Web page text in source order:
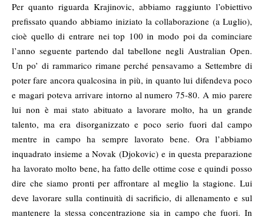
Per quanto riguarda Krajinovic, abbiamo raggiunto l’obiettivo
prefissato quando abbiamo iniziato la collaborazione (a Luglio),
cioè quello di entrare nei top 100 in modo poi da cominciare
l’anno seguente partendo dal tabellone negli Australian Open.
Un po’ di rammarico rimane perché pensavamo a Settembre di
poter fare ancora qualcosina in più, in quanto lui difendeva poco
e magari poteva arrivare intorno al numero 75-80. A mio parere
lui non è mai stato abituato a lavorare molto, ha un grande
talento, ma era disorganizzato e poco serio fuori dal campo
mentre in campo ha sempre lavorato bene. Ora l’abbiamo
inquadrato insieme a Novak (Djokovic) e in questa preparazione
ha lavorato molto bene, ha fatto delle ottime cose e quindi posso
dire che siamo pronti per affrontare al meglio la stagione. Lui
deve lavorare sulla continuità di sacrificio, di allenamento e sul
mantenere la stessa concentrazione sia in campo che fuori. In